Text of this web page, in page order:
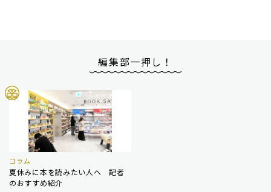
編集部一押し！
コラム
夏休みに本を読みたい人へ 記者
のおすすめ紹介